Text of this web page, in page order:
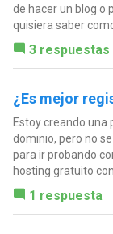
de hacer un blog o
quisiera saber
3 respuestas
¿Es mejor
Estoy creando una
dominio, pero no
para ir probando
hosting gratuito
1 respuesta